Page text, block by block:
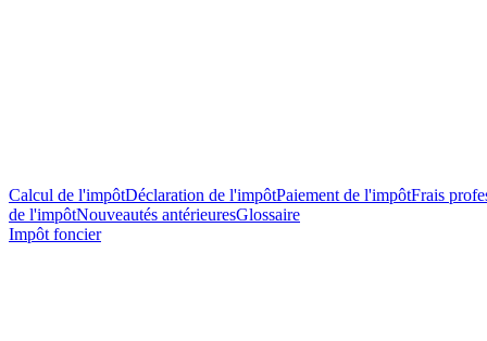
Calcul de l'impôtDéclaration de l'impôtPaiement de l'impôtFrais
de l'impôtNouveautés antérieuresGlossaire
Impôt foncier